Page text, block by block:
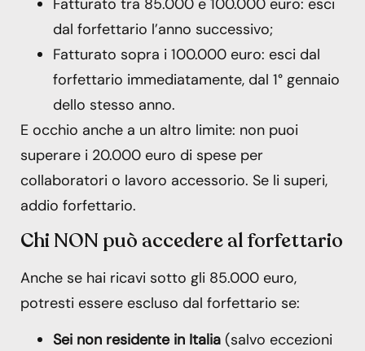
dal forfettario l’anno successivo;
Fatturato sopra i 100.000 euro: esci dal
forfettario immediatamente, dal 1° gennaio
dello stesso anno.
E occhio anche a un altro limite: non puoi
superare i 20.000 euro di spese per
collaboratori o lavoro accessorio. Se li superi,
addio forfettario.
Chi NON può accedere al forfettario
Anche se hai ricavi sotto gli 85.000 euro,
potresti essere escluso dal forfettario se:
Sei non residente in Italia (salvo eccezioni